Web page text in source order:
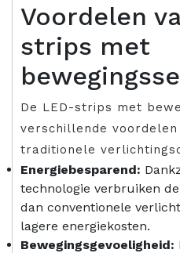
Voordelen
strips met
De LED-strips met
verschillende
traditionele
Energiebesparend:
technologie verbruiken
dan conventionele
lagere energiekosten.
Bewegingsgevoeligheid: